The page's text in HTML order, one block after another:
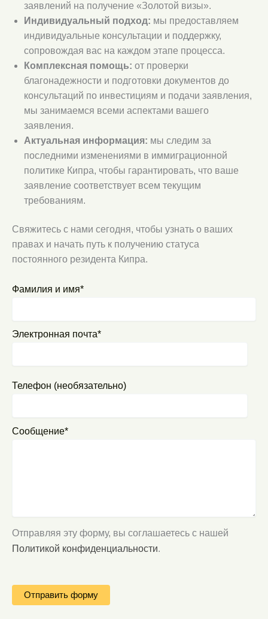
заявлений на получение «Золотой визы».
Индивидуальный подход: мы предоставляем
индивидуальные консультации и поддержку,
сопровождая вас на каждом этапе процесса.
Комплексная помощь: от проверки
благонадежности и подготовки документов до
консультаций по инвестициям и подачи заявления,
мы занимаемся всеми аспектами вашего
заявления.
Актуальная информация: мы следим за
последними изменениями в иммиграционной
политике Кипра, чтобы гарантировать, что ваше
заявление соответствует всем текущим
требованиям.
Свяжитесь с нами сегодня, чтобы узнать о ваших
правах и начать путь к получению статуса
постоянного резидента Кипра.
Фамилия и имя*
Электронная почта*
Телефон (необязательно)
Сообщение*
Отправляя эту форму, вы соглашаетесь с нашей
Политикой конфиденциальности.